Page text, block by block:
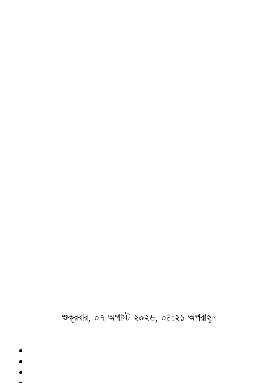
শুক্রবার, ০৭ অগাস্ট ২০২৬, ০৪:২১ অপরাহ্ন